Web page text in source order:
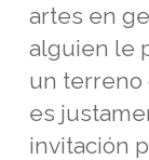
artes en
alguien le
un terreno
es
invitación